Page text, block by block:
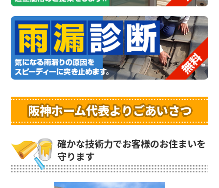
阪神ホーム代表よりごあいさつ
確かな技術力でお客様のお住まいを
守ります